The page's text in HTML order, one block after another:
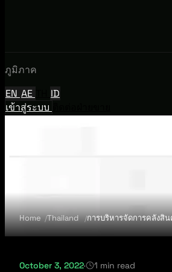
ภูมิภาค
EN AE
ID
เข้าสู่ระบบ
Home Thailand การบริหารจัดการคลังสิ
October 3, 2022· 1 min read